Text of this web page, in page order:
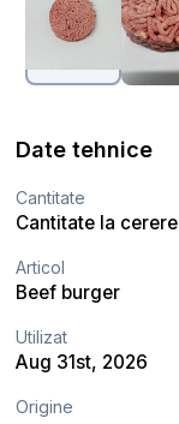
Date tehnice
Cantitate
Cantitate la cerere
Articol
Beef burger
Utilizat
Aug 31st, 2026
Origine